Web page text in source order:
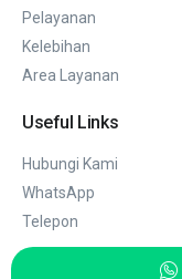
Pelayanan
Kelebihan
Area Layanan
Useful Links
Hubungi Kami
WhatsApp
Telepon